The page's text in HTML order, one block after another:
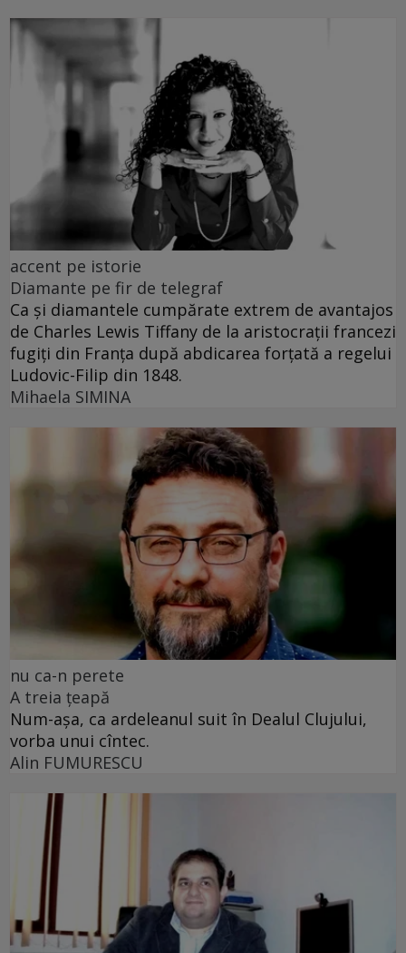
accent pe istorie
Diamante pe fir de telegraf
Ca și diamantele cumpărate extrem de avantajos
de Charles Lewis Tiffany de la aristocrații francezi
fugiți din Franța după abdicarea forțată a regelui
Ludovic-Filip din 1848.
Mihaela SIMINA
nu ca-n perete
A treia țeapă
Num-așa, ca ardeleanul suit în Dealul Clujului,
vorba unui cîntec.
Alin FUMURESCU